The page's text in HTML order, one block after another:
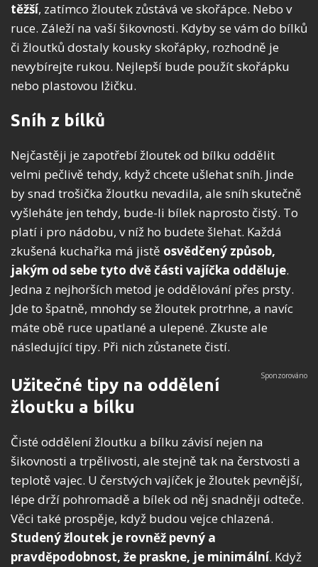
těžší, zatímco žloutek zůstává ve skořápce. Nebo v
ruce. Záleží na vaší šikovnosti. Kdyby se vám do bílků
či žloutků dostaly kousky skořápky, rozhodně je
nevybírejte rukou. Nejlepší bude použít skořápku
nebo plastovou lžičku.
Sníh z bílků
Nejčastěji je zapotřebí žloutek od bílku oddělit
velmi pečlivě tehdy, když chcete ušlehat sníh. Jinde
by snad trošička žloutku nevadila, ale sníh skutečně
vyšleháte jen tehdy, bude-li bílek naprosto čistý. To
platí i pro nádobu, v níž ho budete šlehat. Každá
zkušená kuchařka má jistě osvědčený způsob,
jakým od sebe tyto dvě části vajíčka odděluje.
Jedna z nejhorších metod je oddělování přes prsty.
Jde to špatně, mnohdy se žloutek protrhne, a navíc
máte obě ruce upatlané a ulepené. Zkuste ale
následující tipy. Při nich zůstanete čistí.
Užitečné tipy na oddělení
žloutku a bílku
Čisté oddělení žloutku a bílku závisí nejen na
šikovnosti a trpělivosti, ale stejně tak na čerstvosti a
teplotě vajec. U čerstvých vajíček je žloutek pevnější,
lépe drží pohromadě a bílek od něj snadněji odteče.
Věci také prospěje, když budou vejce chlazená.
Studený žloutek je rovněž pevný a
pravděpodobnost, že praskne, je minimální. Když